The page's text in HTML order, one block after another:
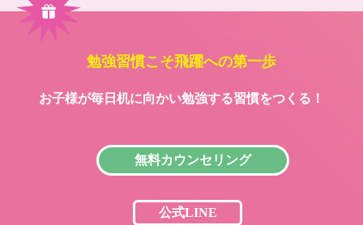
勉強習慣こそ飛躍への第一歩
お子様が毎日机に向かい勉強する習慣をつくる！
無料カウンセリング
公式LINE